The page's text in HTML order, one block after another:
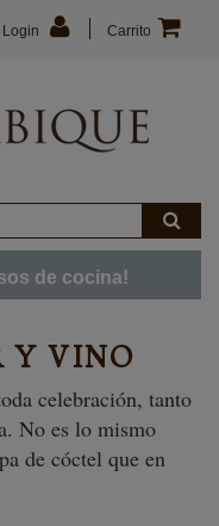
Carrito
Login
de cocina!
Y VINO
celebración, tanto
No es lo mismo
de cóctel que en